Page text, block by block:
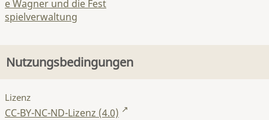
e Wagner und die Fest
spielverwaltung
Nutzungsbedingungen
Lizenz
CC-BY-NC-ND-Lizenz (4.0)